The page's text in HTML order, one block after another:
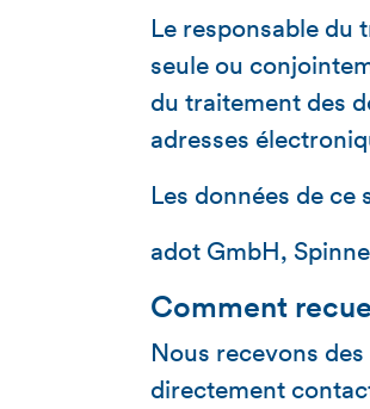
Le responsable du
seule ou
du traitement des
adresses
Les données de
adot GmbH,
Comment
Nous recevons
directement